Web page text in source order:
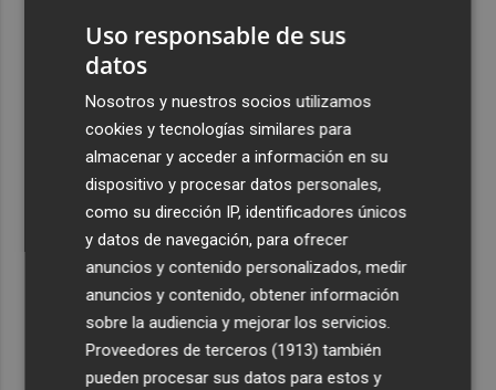
El once del Valencia CF para el último Trofeu Taronja de
Aemet prevé peligro de incendios "muy alto" o
"extremo" en la mayor parte de la Península y Baleares
el día del eclipse
Recibe toda la actualidad de
Plaza Podcast en tu correo
Uso responsable de sus
datos
Nosotros y nuestros socios utilizamos
cookies y tecnologías similares para
almacenar y acceder a información en su
dispositivo y procesar datos personales,
como su dirección IP, identificadores únicos
y datos de navegación, para ofrecer
anuncios y contenido personalizados, medir
anuncios y contenido, obtener información
sobre la audiencia y mejorar los servicios.
Proveedores de terceros (1913) también
pueden procesar sus datos para estos y